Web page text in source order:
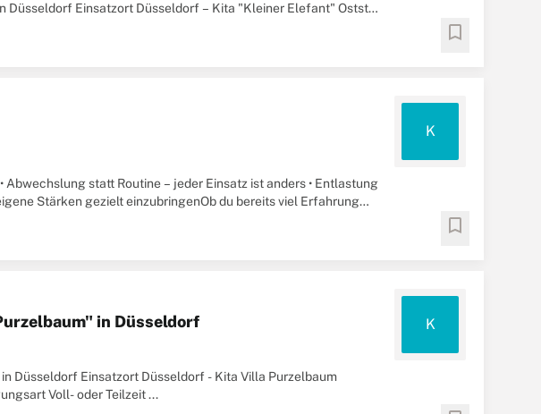
Düsseldorf Einsatzort Düsseldorf – Kita "Kleiner Elefant" Oststr.
bookmark
K
statt Routine – jeder Einsatz ist anders • Entlastung
Stärken gezielt einzubringenOb du bereits viel Erfahrung
bookmark
in Düsseldorf K
Düsseldorf Einsatzort Düsseldorf - Kita Villa Purzelbaum
Voll- oder Teilzeit ...